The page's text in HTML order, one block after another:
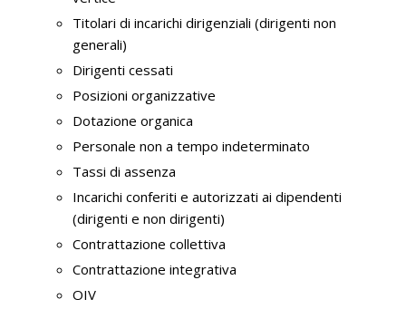
Titolari di incarichi dirigenziali (dirigenti non
generali)
Dirigenti cessati
Posizioni organizzative
Dotazione organica
Personale non a tempo indeterminato
Tassi di assenza
Incarichi conferiti e autorizzati ai dipendenti
(dirigenti e non dirigenti)
Contrattazione collettiva
Contrattazione integrativa
OIV